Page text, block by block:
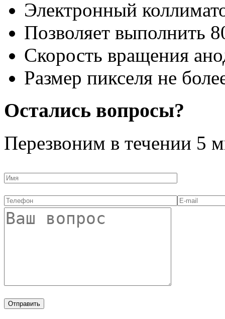
Электронный
Позволяет выполнить
Скорость вращения
Размер пикселя не
Остались вопросы?
Перезвоним в течении 5